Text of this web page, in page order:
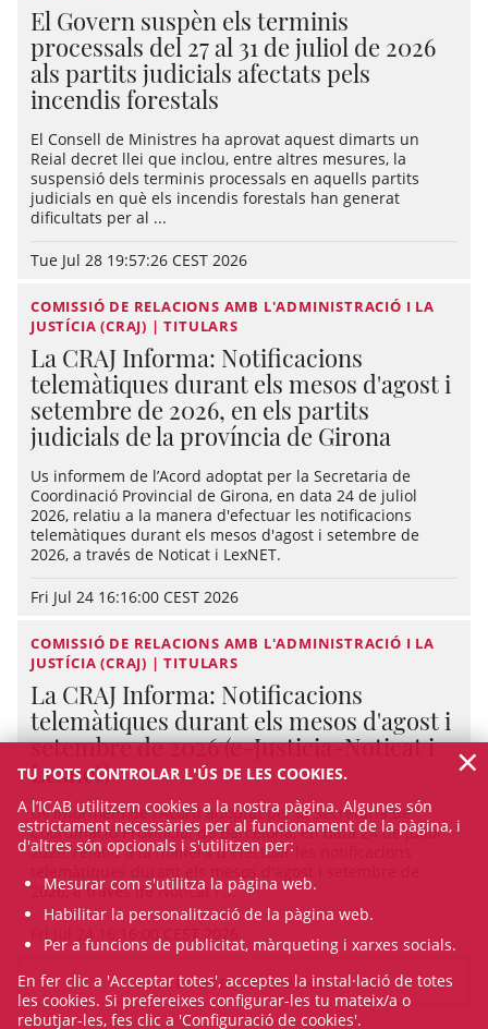
El Govern suspèn els terminis
processals del 27 al 31 de juliol de 2026
als partits judicials afectats pels
incendis forestals
El Consell de Ministres ha aprovat aquest dimarts un
Reial decret llei que inclou, entre altres mesures, la
suspensió dels terminis processals en aquells partits
judicials en què els incendis forestals han generat
dificultats per al ...
Tue Jul 28 19:57:26 CEST 2026
COMISSIÓ DE RELACIONS AMB L'ADMINISTRACIÓ I LA
JUSTÍCIA (CRAJ) | TITULARS
La CRAJ Informa: Notificacions
telemàtiques durant els mesos d'agost i
setembre de 2026, en els partits
judicials de la província de Girona
Us informem de l’Acord adoptat per la Secretaria de
Coordinació Provincial de Girona, en data 24 de juliol
2026, relatiu a la manera d'efectuar les notificacions
telemàtiques durant els mesos d'agost i setembre de
2026, a través de Noticat i LexNET.
Fri Jul 24 16:16:00 CEST 2026
COMISSIÓ DE RELACIONS AMB L'ADMINISTRACIÓ I LA
JUSTÍCIA (CRAJ) | TITULARS
La CRAJ Informa: Notificacions
telemàtiques durant els mesos d'agost i
setembre de 2026 (e-Justicia-Noticat i
Lexnet)
Us informem de l’Acord adoptat per la Secretaria de
Coordinació Provincial de Barcelona, en data 24 de juliol
2026, relatiu a la manera d'efectuar les notificacions
2026, a través de Noticat i ...
Fri Jul 24 16:16:00 CEST 2026
VEURE TOTES LES NOTÍCIES
TU POTS CONTROLAR L'ÚS DE LES COOKIES.
A l’ICAB utilitzem cookies a la nostra pàgina. Algunes són
estrictament necessàries per al funcionament de la pàgina, i
d'altres són opcionals i s'utilitzen per:
Mesurar com s'utilitza la pàgina web.
Habilitar la personalització de la pàgina web.
Per a funcions de publicitat, màrqueting i xarxes socials.
En fer clic a 'Acceptar totes', acceptes la instal·lació de totes
les cookies. Si prefereixes configurar-les tu mateix/a o
rebutjar-les, fes clic a 'Configuració de cookies'.
×